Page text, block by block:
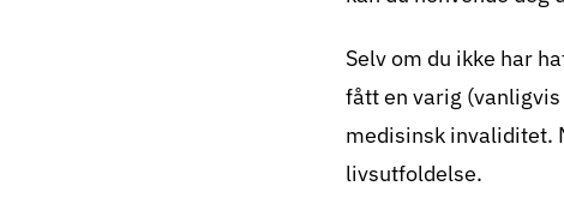
Selv om du ikke har
fått en varig
medisinsk invaliditet.
livsutfoldelse.